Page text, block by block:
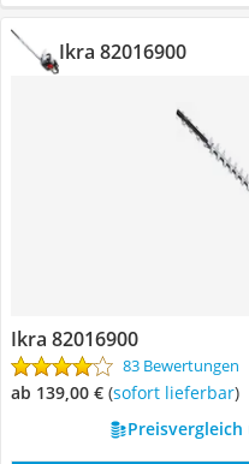
Ikra 82016900
Ikra 82016900
83 Bewertungen
ab 139,00 € ( Sofort lieferbar)